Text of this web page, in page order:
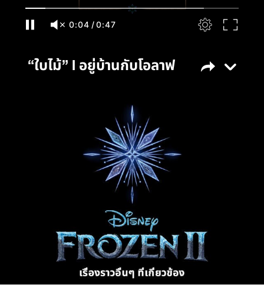
0:04 /0:47
“ใบไม้” l อยู่บ้านกับโอลาฟ